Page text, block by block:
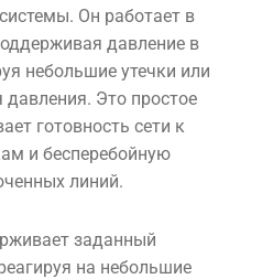
Он работает в
давление в
небольшие утечки или
Это простое
готовность сети к
и бесперебойную
линий.
заданный
на небольшие